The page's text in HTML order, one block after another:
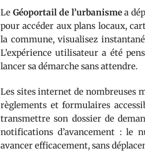
Le Géoportail de l’urbanismea
pour accéder aux plans locaux,
la commune, visualisez
L’expérience utilisateur a été
lancer sa démarche sans attendre.
Les sites internet de nombreuses
règlements et formulaires
transmettre son dossier de
notifications d’avancement : le
avancer efficacement, sans